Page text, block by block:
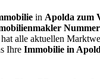
in Apolda zum
Nummer
hat alle aktuellen
Ihre Immobilie in